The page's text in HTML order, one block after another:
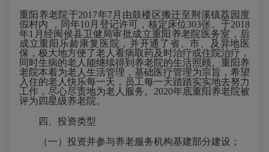
重阳养老院于2017年7月由鼓楼区搬迁至荆溪镇荔园度
假村内 ，同年10月登记许可，核定床位303张。于2018
年1月经闽侯县卫健局审批成立重阳养老院医务室，后
成立重阳乐龄康复医院，并开通了省、市、及异地医
保，极大地方便了老人看病取药及时治疗或住院治疗，
同时生病的老人能继续得到养老院的生活照顾。重阳养
老院本着为老人生活管理，基础医疗管理为宗旨，希望
入住的老人快乐每一天，员工每一天踏踏实实地去努力
工作，尽心尽责地为老人服务。2020年底重阳养老院被
评为四星级养老院。
四、投资类型
（一）投资并参与养老服务机构基建部分建设；